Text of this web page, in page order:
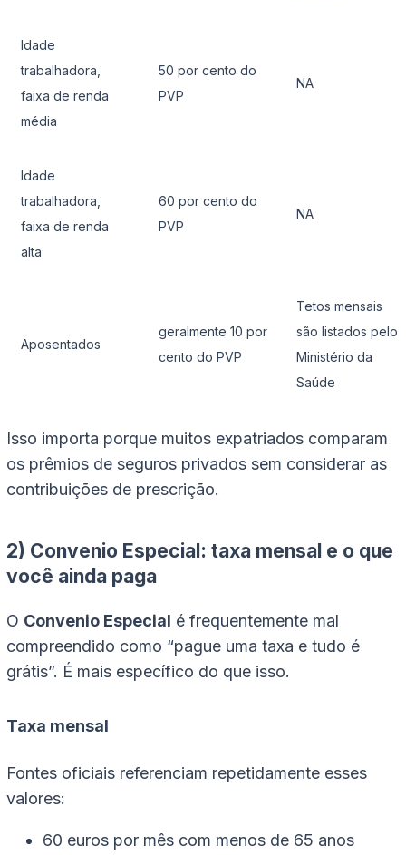
Idade
trabalhadora,
faixa de renda
média
50 por cento do
PVP
NA
Idade
trabalhadora,
faixa de renda
alta
60 por cento do
PVP
NA
Aposentados
geralmente 10 por
cento do PVP
Tetos mensais
são listados pelo
Ministério da
Saúde
Isso importa porque muitos expatriados comparam
os prêmios de seguros privados sem considerar as
contribuições de prescrição.
2) Convenio Especial: taxa mensal e o que
você ainda paga
O Convenio Especial é frequentemente mal
compreendido como “pague uma taxa e tudo é
grátis”. É mais específico do que isso.
Taxa mensal
Fontes oficiais referenciam repetidamente esses
valores:
60 euros por mês com menos de 65 anos